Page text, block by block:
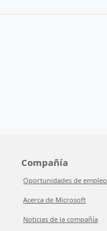
Compañía
Oportunidades de empleo
Acerca de Microsoft
Noticias de la compañía